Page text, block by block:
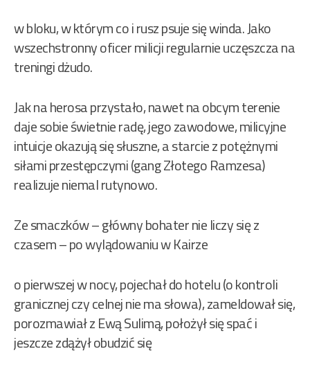
w bloku, w którym co i rusz psuje się winda. Jako
wszechstronny oficer milicji regularnie uczęszcza na
treningi dżudo.
Jak na herosa przystało, nawet na obcym terenie
daje sobie świetnie radę, jego zawodowe, milicyjne
intuicje okazują się słuszne, a starcie z potężnymi
siłami przestępczymi (gang Złotego Ramzesa)
realizuje niemal rutynowo.
Ze smaczków – główny bohater nie liczy się z
czasem – po wylądowaniu w Kairze
o pierwszej w nocy, pojechał do hotelu (o kontroli
granicznej czy celnej nie ma słowa), zameldował się,
porozmawiał z Ewą Sulimą, położył się spać i
jeszcze zdążył obudzić się